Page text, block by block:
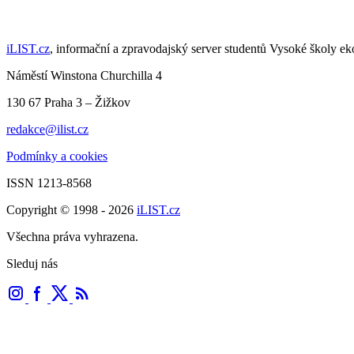
iLIST.cz, informační a zpravodajský server studentů Vysoké školy
Náměstí Winstona Churchilla 4
130 67 Praha 3 – Žižkov
redakce@ilist.cz
Podmínky a cookies
ISSN 1213-8568
Copyright © 1998 - 2026 iLIST.cz
Všechna práva vyhrazena.
Sleduj nás